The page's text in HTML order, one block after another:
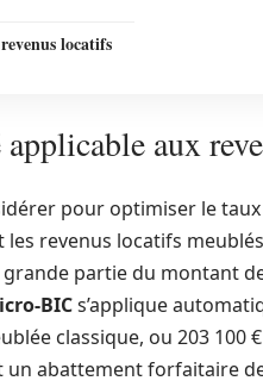
locatifs
aux
pour optimiser le
revenus locatifs
partie du montant
BICs’applique
classique, ou 203
un abattement forfaitaire